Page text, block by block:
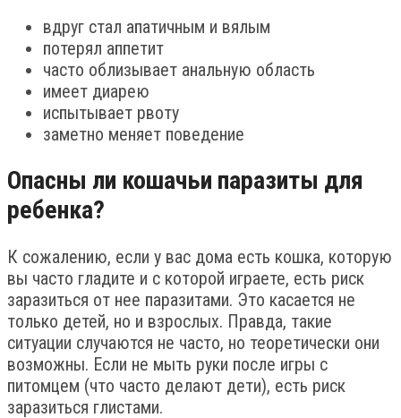
вдруг стал апатичным и вялым
потерял аппетит
часто облизывает анальную область
имеет диарею
испытывает рвоту
заметно меняет поведение
Опасны ли кошачьи паразиты для
ребенка?
К сожалению, если у вас дома есть кошка, которую
вы часто гладите и с которой играете, есть риск
заразиться от нее паразитами. Это касается не
только детей, но и взрослых. Правда, такие
ситуации случаются не часто, но теоретически они
возможны. Если не мыть руки после игры с
питомцем (что часто делают дети), есть риск
заразиться глистами.